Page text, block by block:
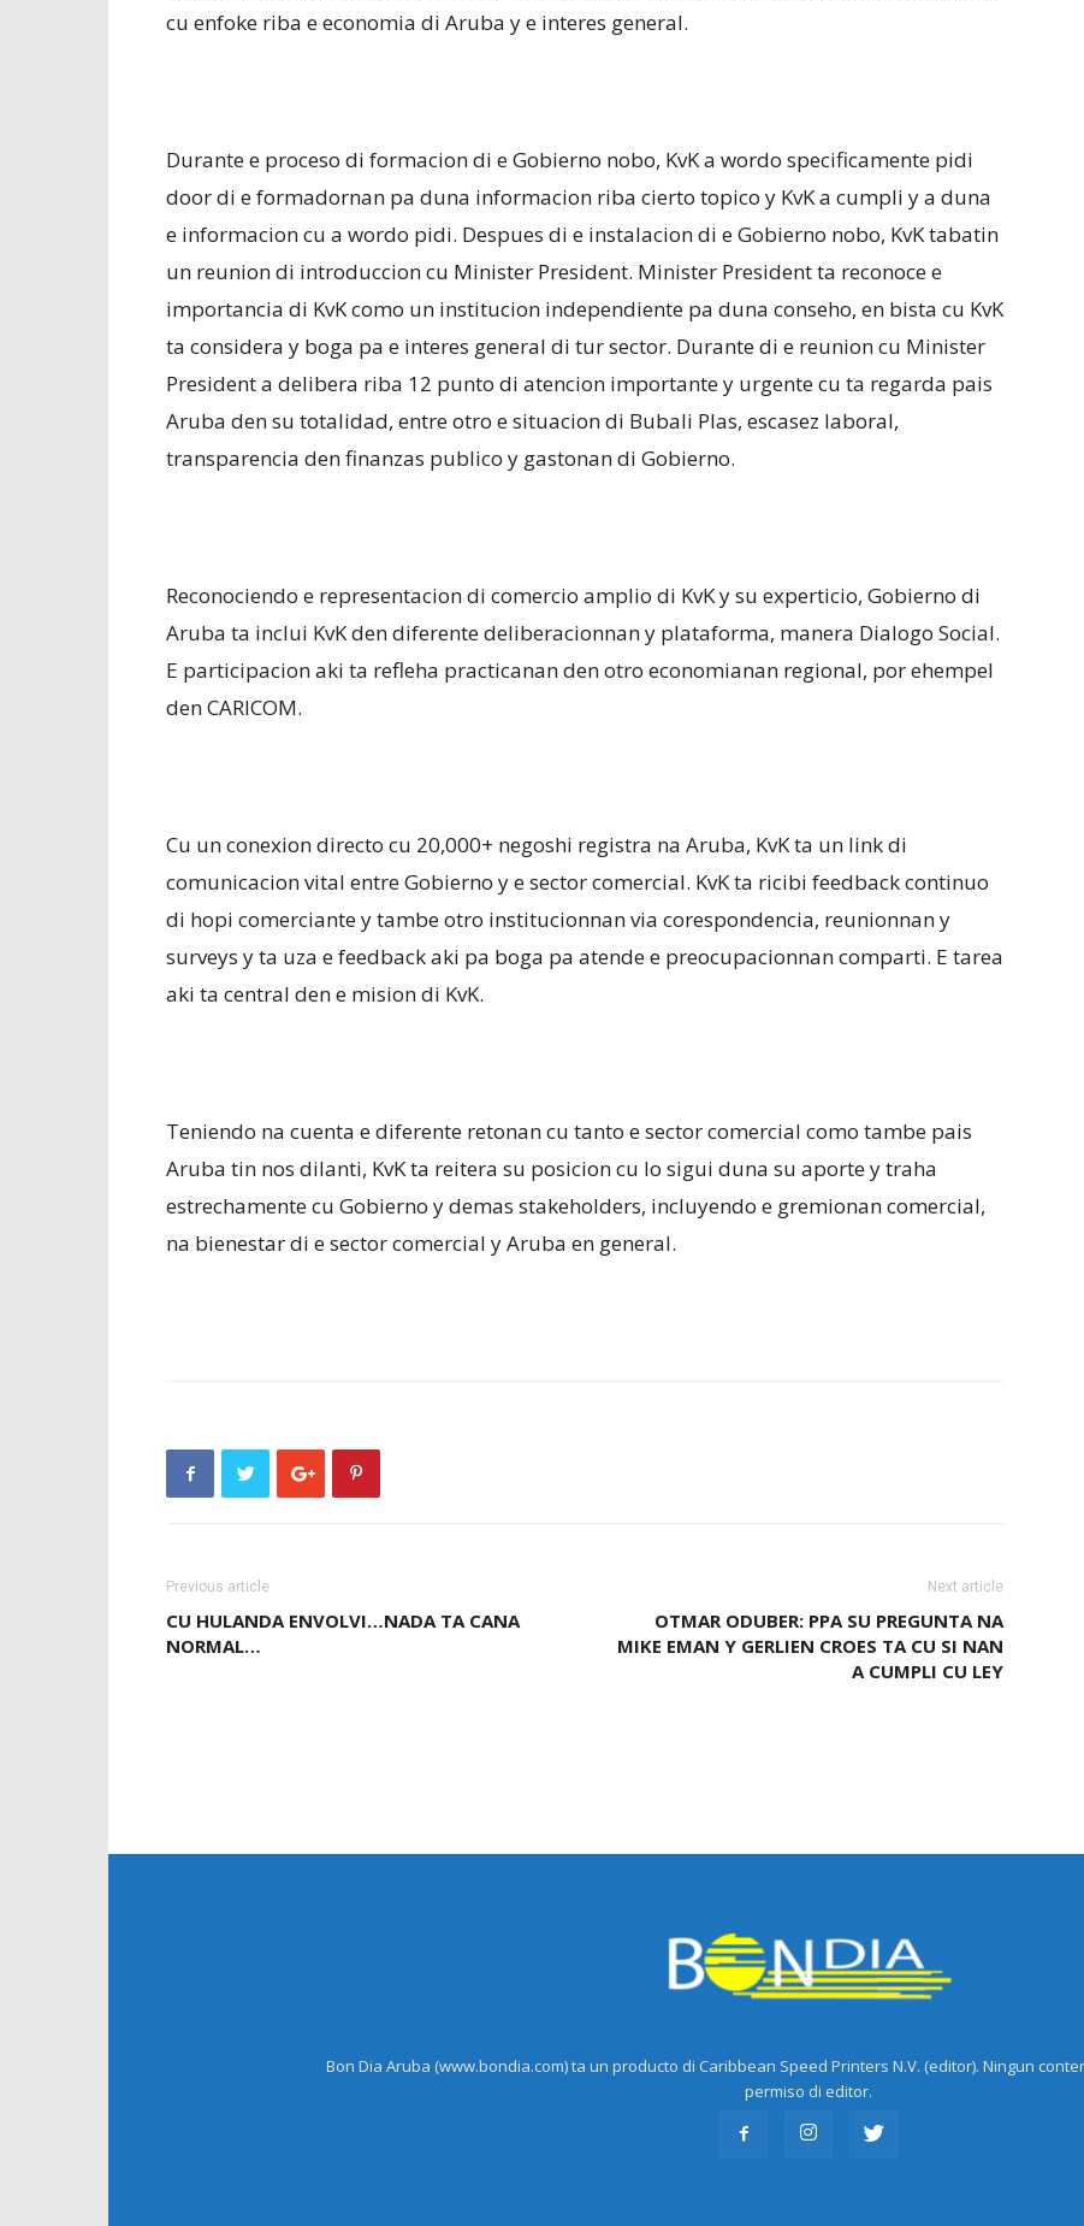
cu enfoke riba e economia di Aruba y e interes general.
Durante e proceso di formacion di e Gobierno nobo, KvK a wordo specificamente pidi
door di e formadornan pa duna informacion riba cierto topico y KvK a cumpli y a duna
e informacion cu a wordo pidi. Despues di e instalacion di e Gobierno nobo, KvK tabatin
un reunion di introduccion cu Minister President. Minister President ta reconoce e
importancia di KvK como un institucion independiente pa duna conseho, en bista cu KvK
ta considera y boga pa e interes general di tur sector. Durante di e reunion cu Minister
President a delibera riba 12 punto di atencion importante y urgente cu ta regarda pais
Aruba den su totalidad, entre otro e situacion di Bubali Plas, escasez laboral,
transparencia den finanzas publico y gastonan di Gobierno.
Reconociendo e representacion di comercio amplio di KvK y su experticio, Gobierno di
Aruba ta inclui KvK den diferente deliberacionnan y plataforma, manera Dialogo Social.
E participacion aki ta refleha practicanan den otro economianan regional, por ehempel
den CARICOM.
Cu un conexion directo cu 20,000+ negoshi registra na Aruba, KvK ta un link di
comunicacion vital entre Gobierno y e sector comercial. KvK ta ricibi feedback continuo
di hopi comerciante y tambe otro institucionnan via corespondencia, reunionnan y
surveys y ta uza e feedback aki pa boga pa atende e preocupacionnan comparti. E tarea
aki ta central den e mision di KvK.
Teniendo na cuenta e diferente retonan cu tanto e sector comercial como tambe pais
Aruba tin nos dilanti, KvK ta reitera su posicion cu lo sigui duna su aporte y traha
estrechamente cu Gobierno y demas stakeholders, incluyendo e gremionan comercial,
na bienestar di e sector comercial y Aruba en general.
Previous article
CU HULANDA ENVOLVI…NADA TA CANA
NORMAL…
Next article
OTMAR ODUBER: PPA SU PREGUNTA NA
MIKE EMAN Y GERLIEN CROES TA CU SI NAN
A CUMPLI CU LEY
Bon Dia Aruba (www.bondia.com) ta un producto di Caribbean Speed Printers N.V. (editor). Ningun
permiso di editor.